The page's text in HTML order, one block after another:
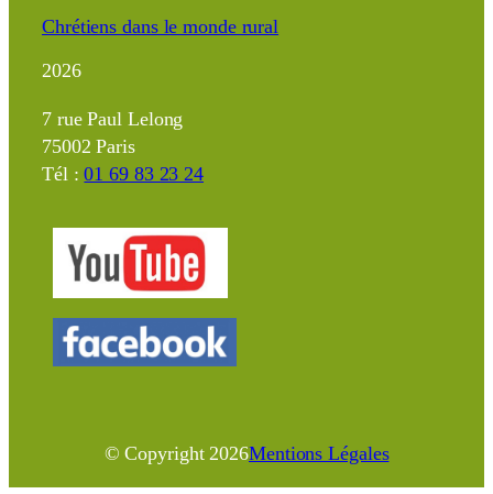
Chrétiens dans le monde rural
2026
7 rue Paul Lelong
75002 Paris
Tél :01 69 83 23 24
© Copyright2026Mentions Légales